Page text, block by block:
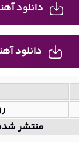
دانلود
دانلود
منتشر